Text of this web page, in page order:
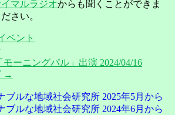
マルラジオからも聞くことができま
さい。
ベント
ーニングパル」出演 2024/04/16
→
ブルな地域社会研究所 2025年5月から
ブルな地域社会研究所 2024年6月から